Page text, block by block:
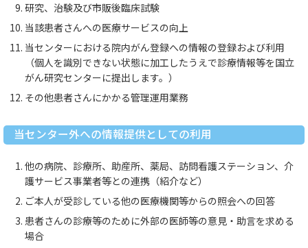
研究、治験及び市販後臨床試験
当該患者さんへの医療サービスの向上
当センターにおける院内がん登録への情報の登録および利用
（個人を識別できない状態に加工したうえで診療情報等を国立
がん研究センターに提出します。）
その他患者さんにかかる管理運用業務
当センター外への情報提供としての利用
他の病院、診療所、助産所、薬局、訪問看護ステーション、介
護サービス事業者等との連携（紹介など）
ご本人が受診している他の医療機関等からの照会への回答
患者さんの診療等のために外部の医師等の意見・助言を求める
場合